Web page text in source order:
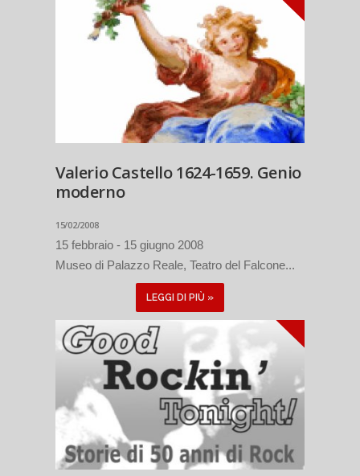
Valerio Castello 1624-1659. Genio
moderno
15/02/2008
15 febbraio - 15 giugno 2008
Museo di Palazzo Reale, Teatro del Falcone...
LEGGI DI PIÙ »